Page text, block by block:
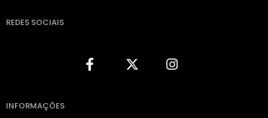
REDES SOCIAIS
INFORMAÇÕES